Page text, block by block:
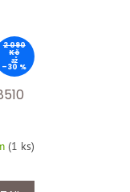
2 090
Kč
až
–30 %
(1 ks)